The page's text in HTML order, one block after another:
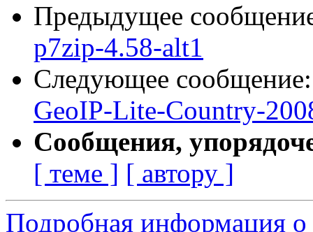
Предыдущее
p7zip-4.58-alt1
Следующее
GeoIP-Lite-Country-
Сообщения,
[ теме ] [ автору ]
Подробная информация о